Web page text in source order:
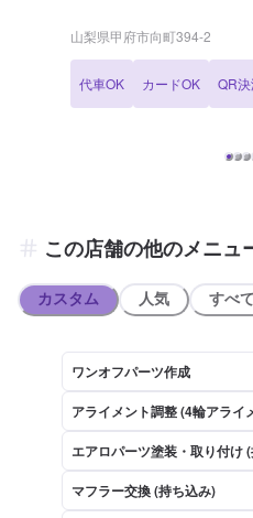
いる方、福祉住環境コーディ
アに是非ご相談下さい！ また、クルマの内装パネルにも利用される
装パネルやドアミラー、家電
ルな一品の制作も致します。
山梨県甲府市向町394-2
代車OK カードOK QR
この店舗の他のメニュ
カスタム 人気 すべて
ワンオフパーツ作成
アライメント調整 (4輪アライ
エアロパーツ塗装・取り付け
マフラー交換 (持ち込み)